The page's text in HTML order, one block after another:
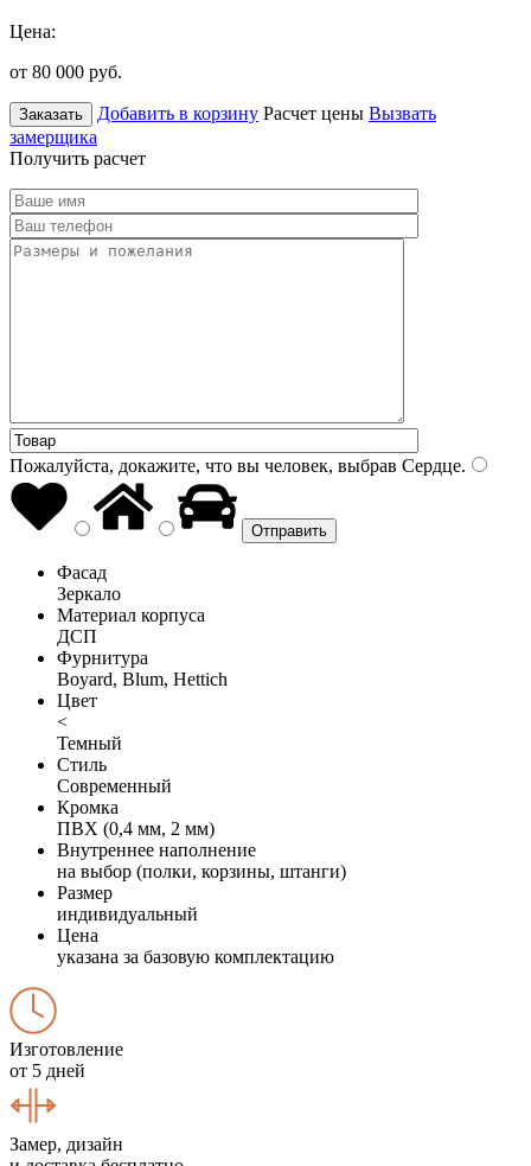
Цена:
от 80 000 руб.
Заказать Добавить в корзину Расчет цены Вызвать
замерщика
Получить расчет
Пожалуйста, докажите, что вы человек, выбрав Сердце.
Фасад
Зеркало
Материал корпуса
ДСП
Фурнитура
Boyard, Blum, Hettich
Цвет
<
Темный
Стиль
Современный
Кромка
ПВХ (0,4 мм, 2 мм)
Внутреннее наполнение
на выбор (полки, корзины, штанги)
Размер
индивидуальный
Цена
указана за базовую комплектацию
Изготовление
от 5 дней
Замер, дизайн